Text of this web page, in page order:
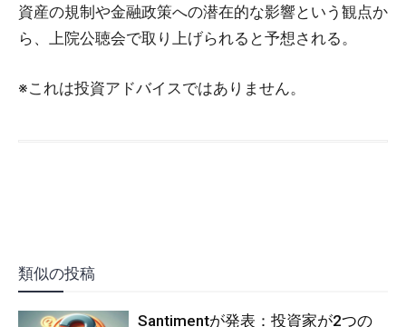
資産の規制や金融政策への潜在的な影響という観点か
ら、上院公聴会で取り上げられると予想される。
※これは投資アドバイスではありません。
類似の投稿
Santimentが発表：投資家が2つの